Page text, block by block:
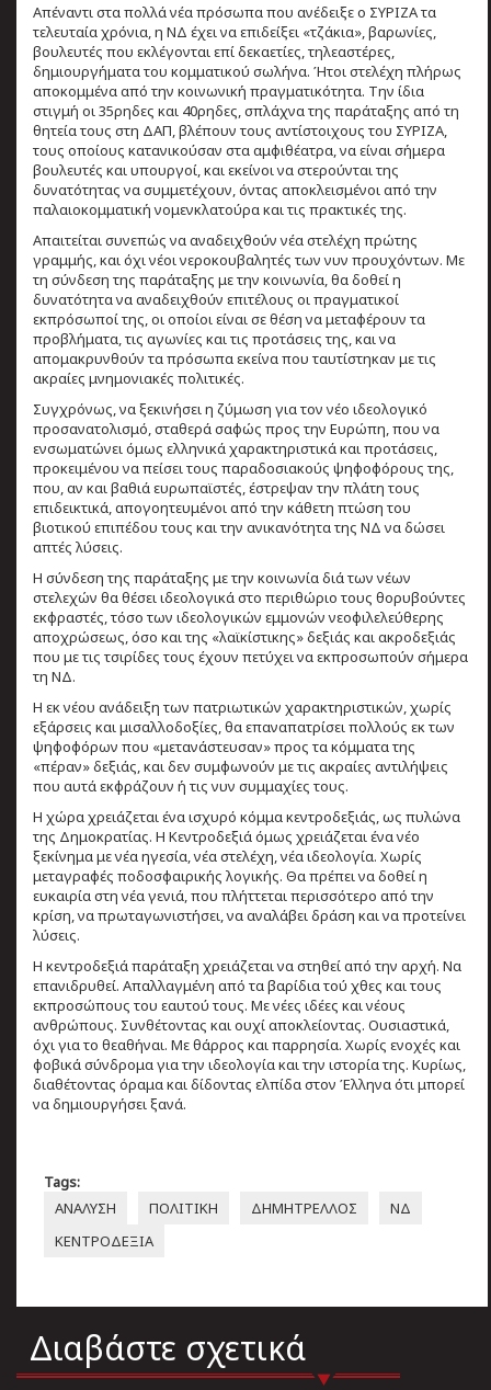
Απέναντι στα πολλά νέα πρόσωπα που ανέδειξε ο ΣΥΡΙΖΑ τα
τελευταία χρόνια, η ΝΔ έχει να επιδείξει «τζάκια», βαρωνίες,
βουλευτές που εκλέγονται επί δεκαετίες, τηλεαστέρες,
δημιουργήματα του κομματικού σωλήνα. Ήτοι στελέχη πλήρως
αποκομμένα από την κοινωνική πραγματικότητα. Την ίδια
στιγμή οι 35ρηδες και 40ρηδες, σπλάχνα της παράταξης από τη
θητεία τους στη ΔΑΠ, βλέπουν τους αντίστοιχους του ΣΥΡΙΖΑ,
τους οποίους κατανικούσαν στα αμφιθέατρα, να είναι σήμερα
βουλευτές και υπουργοί, και εκείνοι να στερούνται της
δυνατότητας να συμμετέχουν, όντας αποκλεισμένοι από την
παλαιοκομματική νομενκλατούρα και τις πρακτικές της.
Απαιτείται συνεπώς να αναδειχθούν νέα στελέχη πρώτης
γραμμής, και όχι νέοι νεροκουβαλητές των νυν προυχόντων. Με
τη σύνδεση της παράταξης με την κοινωνία, θα δοθεί η
δυνατότητα να αναδειχθούν επιτέλους οι πραγματικοί
εκπρόσωποί της, οι οποίοι είναι σε θέση να μεταφέρουν τα
προβλήματα, τις αγωνίες και τις προτάσεις της, και να
απομακρυνθούν τα πρόσωπα εκείνα που ταυτίστηκαν με τις
ακραίες μνημονιακές πολιτικές.
Συγχρόνως, να ξεκινήσει η ζύμωση για τον νέο ιδεολογικό
προσανατολισμό, σταθερά σαφώς προς την Ευρώπη, που να
ενσωματώνει όμως ελληνικά χαρακτηριστικά και προτάσεις,
προκειμένου να πείσει τους παραδοσιακούς ψηφοφόρους της,
που, αν και βαθιά ευρωπαϊστές, έστρεψαν την πλάτη τους
επιδεικτικά, απογοητευμένοι από την κάθετη πτώση του
βιοτικού επιπέδου τους και την ανικανότητα της ΝΔ να δώσει
απτές λύσεις.
Η σύνδεση της παράταξης με την κοινωνία διά των νέων
στελεχών θα θέσει ιδεολογικά στο περιθώριο τους θορυβούντες
εκφραστές, τόσο των ιδεολογικών εμμονών νεοφιλελεύθερης
αποχρώσεως, όσο και της «λαϊκίστικης» δεξιάς και ακροδεξιάς
που με τις τσιρίδες τους έχουν πετύχει να εκπροσωπούν σήμερα
τη ΝΔ.
Η εκ νέου ανάδειξη των πατριωτικών χαρακτηριστικών, χωρίς
εξάρσεις και μισαλλοδοξίες, θα επαναπατρίσει πολλούς εκ των
ψηφοφόρων που «μετανάστευσαν» προς τα κόμματα της
«πέραν» δεξιάς, και δεν συμφωνούν με τις ακραίες αντιλήψεις
που αυτά εκφράζουν ή τις νυν συμμαχίες τους.
Η χώρα χρειάζεται ένα ισχυρό κόμμα κεντροδεξιάς, ως πυλώνα
της Δημοκρατίας. Η Κεντροδεξιά όμως χρειάζεται ένα νέο
ξεκίνημα με νέα ηγεσία, νέα στελέχη, νέα ιδεολογία. Χωρίς
μεταγραφές ποδοσφαιρικής λογικής. Θα πρέπει να δοθεί η
ευκαιρία στη νέα γενιά, που πλήττεται περισσότερο από την
κρίση, να πρωταγωνιστήσει, να αναλάβει δράση και να προτείνει
λύσεις.
Η κεντροδεξιά παράταξη χρειάζεται να στηθεί από την αρχή. Να
επανιδρυθεί. Απαλλαγμένη από τα βαρίδια τού χθες και τους
εκπροσώπους του εαυτού τους. Με νέες ιδέες και νέους
ανθρώπους. Συνθέτοντας και ουχί αποκλείοντας. Ουσιαστικά,
όχι για το θεαθήναι. Με θάρρος και παρρησία. Χωρίς ενοχές και
φοβικά σύνδρομα για την ιδεολογία και την ιστορία της. Κυρίως,
διαθέτοντας όραμα και δίδοντας ελπίδα στον Έλληνα ότι μπορεί
να δημιουργήσει ξανά.
Tags:
ΑΝΑΛΥΣΗ
ΠΟΛΙΤΙΚΗ ΔΗΜΗΤΡΕΛΛΟΣ
ΝΔ
ΚΕΝΤΡΟΔΕΞΙΑ
Διαβάστε σχετικά